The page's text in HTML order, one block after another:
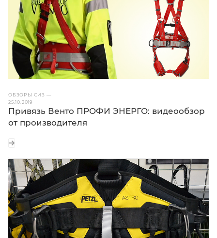
ОБЗОРЫ СИЗ —
25.10.2019
Привязь Венто ПРОФИ ЭНЕРГО: видеообзор
от производителя